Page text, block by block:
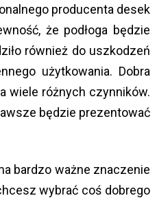
producenta desek
że podłoga będzie
również do uszkodzeń
użytkowania. Dobra
wiele różnych czynników.
będzie prezentować
bardzo ważne znaczenie
wybrać coś dobrego